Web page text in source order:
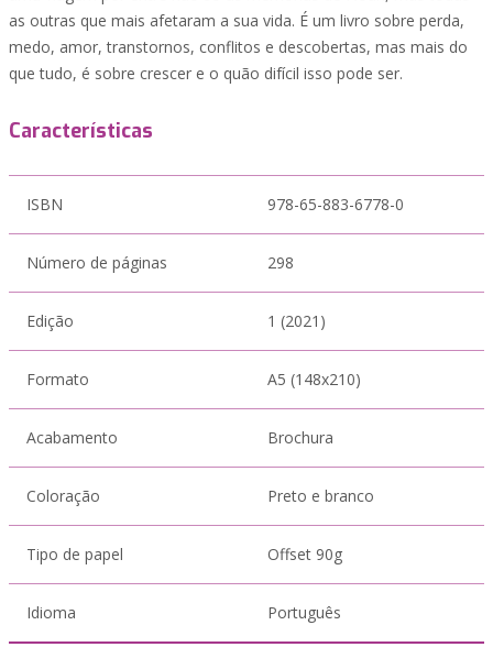
as outras que mais afetaram a sua vida. É um livro sobre perda,
medo, amor, transtornos, conflitos e descobertas, mas mais do
que tudo, é sobre crescer e o quão difícil isso pode ser.
Características
ISBN 978-65-883-6778-0
Número de páginas 298
Edição 1 (2021)
Formato A5 (148x210)
Acabamento Brochura
Coloração Preto e branco
Tipo de papel Offset 90g
Idioma Português